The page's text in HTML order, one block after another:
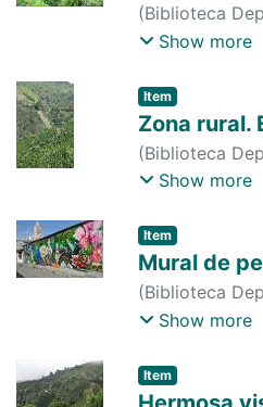
(Biblioteca
Borrero, 2015-
Show more
Item
Zona rural.
(Biblioteca
Borrero, 2015-
Show more
Item
Mural de
(Biblioteca
Borrero, 2015-
Show more
Item